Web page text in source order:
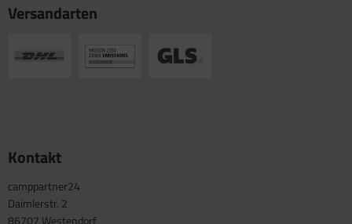
Versandarten
Kontakt
camppartner24
Daimlerstr. 2
86707 Westendorf